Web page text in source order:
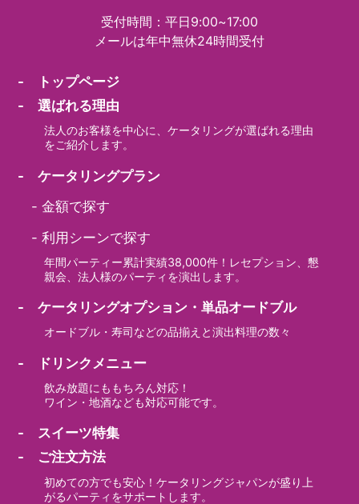
受付時間：平日9:00~17:00
メールは年中無休24時間受付
- トップページ
- 選ばれる理由
法人のお客様を中心に、ケータリングが選ばれる理由
をご紹介します。
- ケータリングプラン
-金額で探す
-利用シーンで探す
年間パーティー累計実績38,000件！レセプション、懇
親会、法人様のパーティを演出します。
- ケータリングオプション・単品オードブル
オードブル・寿司などの品揃えと演出料理の数々
- ドリンクメニュー
飲み放題にももちろん対応！
ワイン・地酒なども対応可能です。
- スイーツ特集
- ご注文方法
初めての方でも安心！ケータリングジャパンが盛り上
がるパーティをサポートします。